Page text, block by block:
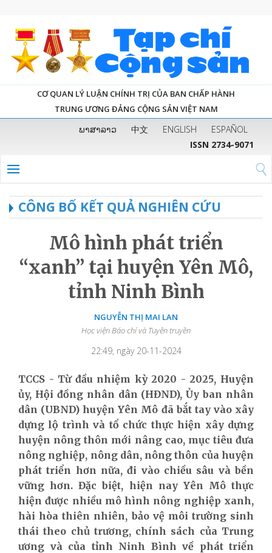
CƠ QUAN LÝ LUẬN CHÍNH TRỊ CỦA BAN CHẤP HÀNH
TRUNG ƯƠNG ĐẢNG CỘNG SẢN VIỆT NAM
ພາສາລາວ 中文 ENGLISH
ESPAÑOL
ISSN 2734-9071
CÔNG BỐ KẾT QUẢ NGHIÊN CỨU
Mô hình phát triển
“xanh” tại huyện Yên Mô,
tỉnh Ninh Bình
NGUYỄN THỊ MAI LAN
Học viện Báo chí và Tuyên truyền
22:49, ngày 20-11-2024
TCCS - Từ đầu nhiệm kỳ 2020 - 2025, Huyện
ủy, Hội đồng nhân dân (HĐND), Ủy ban nhân
dân (UBND) huyện Yên Mô đã bắt tay vào xây
dựng lộ trình và tổ chức thực hiện xây dựng
huyện nông thôn mới nâng cao, mục tiêu đưa
nông nghiệp, nông dân, nông thôn của huyện
phát triển hơn nữa, đi vào chiều sâu và bền
vững hơn. Đặc biệt, hiện nay Yên Mô thực
hiện được nhiều mô hình nông nghiệp xanh,
hài hòa thiên nhiên, bảo vệ môi trường sinh
thái theo chủ trương, chính sách của Trung
ương và của tỉnh Ninh Bình về phát triển